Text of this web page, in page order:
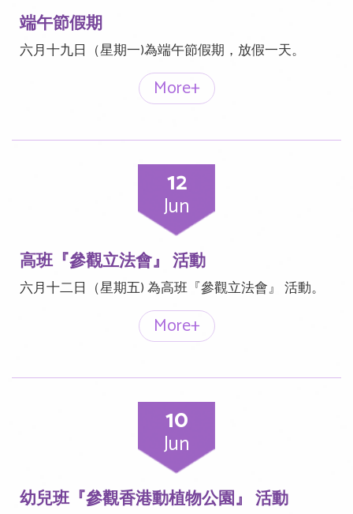
端午節假期
六月十九日（星期一)為端午節假期，放假一天。
More+
12
Jun
高班『參觀立法會』 活動
六月十二日（星期五) 為高班『參觀立法會』 活動。
More+
10
Jun
幼兒班『參觀香港動植物公園』 活動